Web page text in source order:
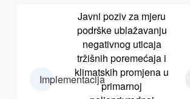
Implementacija
Javni poziv za mjeru
podrške ublažavanju
negativnog uticaja
tržišnih poremećaja i
klimatskih promjena u
primarnoj